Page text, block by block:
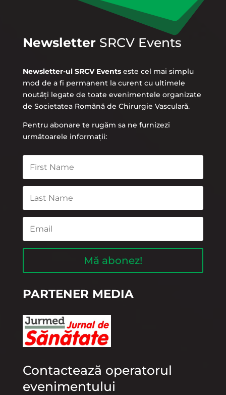
NewsletterSRCV Events
Newsletter-ul SRCV Eventseste cel mai simplu
mod de a fi permanent la curent cu ultimele
noutăți legate de toate evenimentele organizate
de Societatea Română de Chirurgie Vasculară.
Pentru abonare te rugăm sa ne furnizezi
următoarele informații:
Mă abonez!
PARTENER MEDIA
Contactează operatorul
evenimentului